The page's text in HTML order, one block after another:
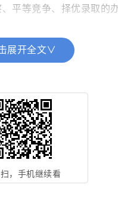
平等竞争、择优录取的
并有相应的职位空缺。
展开全文∨
，手机继续看